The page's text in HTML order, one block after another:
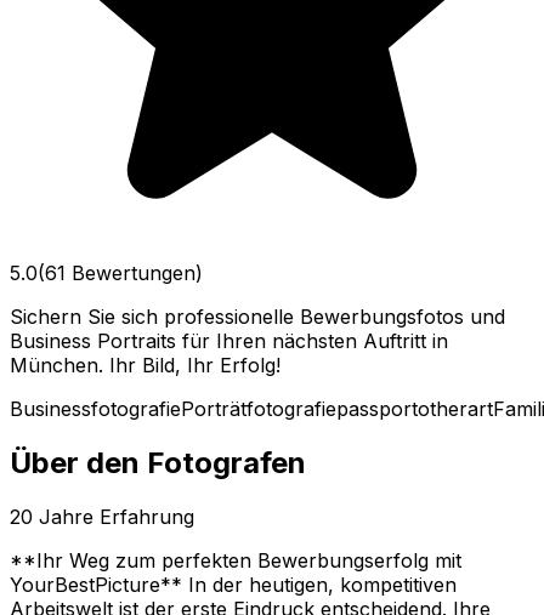
5.0(61 Bewertungen)
Sichern Sie sich professionelle Bewerbungsfotos und
Business Portraits für Ihren nächsten Auftritt in
München. Ihr Bild, Ihr Erfolg!
BusinessfotografiePorträtfotografiepassportotherart
Über den Fotografen
20 Jahre Erfahrung
**Ihr Weg zum perfekten Bewerbungserfolg mit
YourBestPicture** In der heutigen, kompetitiven
Arbeitswelt ist der erste Eindruck entscheidend. Ihre